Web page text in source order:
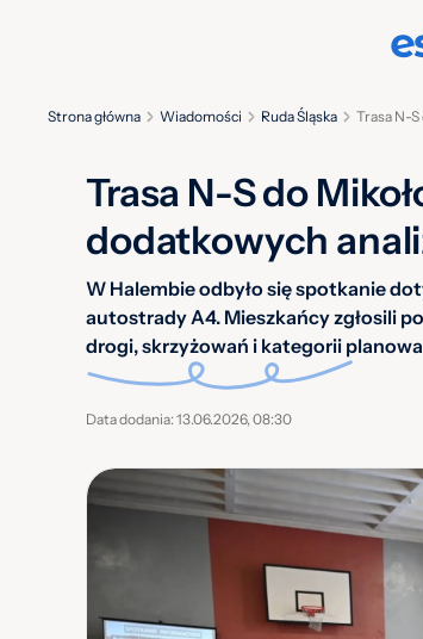
Trasa N-
Ruda Śląska
Wiadomości
Strona główna
Trasa N-S do
dodatkowych
W Halembie odbyło się spotkanie
autostrady A4. Mieszkańcy zgłosili
drogi, skrzyżowań i kategorii
Data dodania: 13.06.2026, 08:30